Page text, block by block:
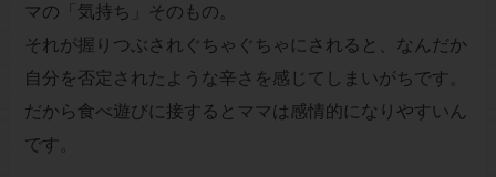
マの「気持ち」そのもの。
それが握りつぶされぐちゃぐちゃにされると、なんだか
自分を否定されたような辛さを感じてしまいがちです。
だから食べ遊びに接するとママは感情的になりやすいん
です。